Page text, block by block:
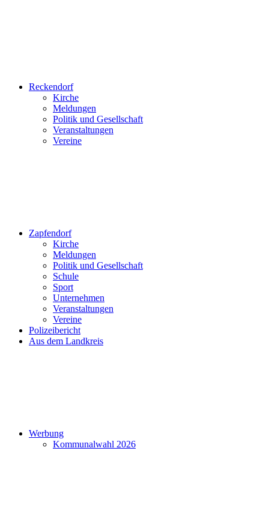
Reckendorf
Kirche
Meldungen
Politik und Gesellschaft
Veranstaltungen
Vereine
Zapfendorf
Kirche
Meldungen
Politik und Gesellschaft
Schule
Sport
Unternehmen
Veranstaltungen
Vereine
Polizeibericht
Aus dem Landkreis
Werbung
Kommunalwahl 2026